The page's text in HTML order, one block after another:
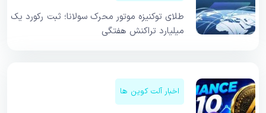
طلای توکنیزه موتور محرک سولانا؛ ثبت رکورد یک
میلیارد تراکنش هفتگی
اخبار آلت کوین ها